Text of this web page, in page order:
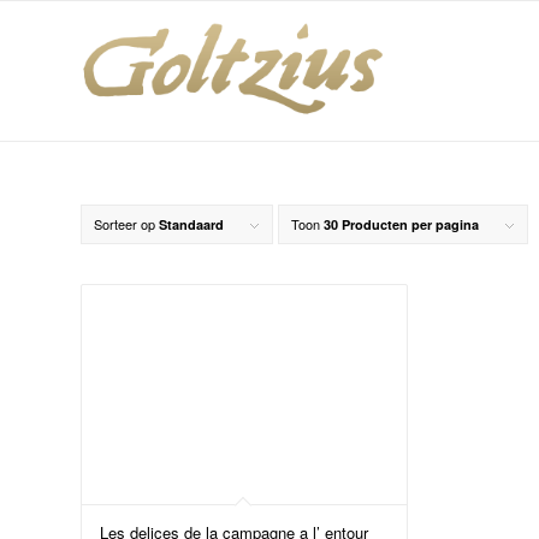
Sorteer op Standaard Toon 30 Producten per pagina
Les delices de la campagne a l’ entour